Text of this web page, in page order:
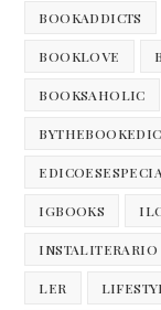
BOOKADDICTS
BOOKLOVE
BOOKSAHOLIC
IGBOOKS
INSTALITERARIO
LER